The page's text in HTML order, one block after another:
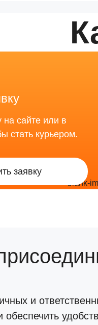
на сайте или в
стать курьером.
заявку
и
обеспечить